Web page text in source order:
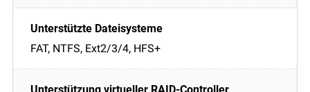
FAT, NTFS, Ext2/3/4, HFS+